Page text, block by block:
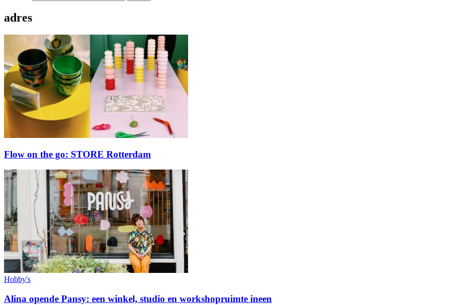
adres
Flow on the go: STORE Rotterdam
Hobby's
Alina opende Pansy: een winkel, studio en workshopruimte ineen